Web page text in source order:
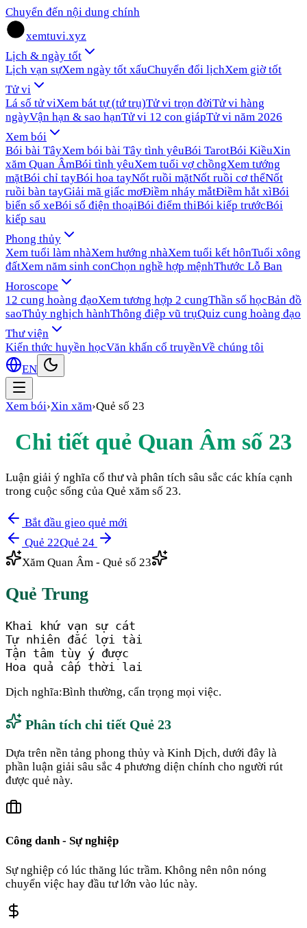
Chuyển đến nội dung chính
xemtuvi.xyz
Lịch & ngày tốt
Lịch vạn sựXem ngày tốt xấuChuyển đổi lịchXem giờ tốt
Tử vi
Lá số tử viXem bát tự (tứ trụ)Tử vi trọn đờiTử vi hàng
ngàyVận hạn & sao hạnTử vi 12 con giápTử vi năm 2026
Xem bói
Bói bài TâyXem bói bài Tây tình yêuBói TarotBói KiềuXin
xăm Quan ÂmBói tình yêuXem tuổi vợ chồngXem tướng
mặtBói chỉ tayBói hoa tayNốt ruồi mặtNốt ruồi cơ thểNốt
ruồi bàn tayGiải mã giấc mơĐiềm nháy mắtĐiềm hắt xìBói
biển số xeBói số điện thoạiBói điểm thiBói kiếp trướcBói
kiếp sau
Phong thủy
Xem tuổi làm nhàXem hướng nhàXem tuổi kết hônTuổi xông
đấtXem năm sinh conChọn nghề hợp mệnhThước Lỗ Ban
Horoscope
12 cung hoàng đạoXem tương hợp 2 cungThần số họcBản đồ
saoThủy nghịch hànhThông điệp vũ trụQuiz cung hoàng đạo
Thư viện
Kiến thức huyền họcVăn khấn cổ truyềnVề chúng tôi
EN
Xem bói›Xin xăm›Quẻ số 23
Chi tiết quẻ Quan Âm số 23
Luận giải ý nghĩa cổ thư và phân tích sâu sắc các khía cạnh
trong cuộc sống của Quẻ xăm số 23.
Bắt đầu gieo quẻ mới
Quẻ 22Quẻ 24
Xăm Quan Âm - Quẻ số 23
Quẻ Trung
Khai khứ vạn sự cát
Tự nhiên đắc lợi tài
Tận tâm tùy ý được
Hoa quả cấp thời lai
Dịch nghĩa:Bình thường, cẩn trọng mọi việc.
Phân tích chi tiết Quẻ 23
Dựa trên nền tảng phong thủy và Kinh Dịch, dưới đây là
phần luận giải sâu sắc 4 phương diện chính cho người rút
được quẻ này.
Công danh - Sự nghiệp
Sự nghiệp có lúc thăng lúc trầm. Không nên nôn nóng
chuyển việc hay đầu tư lớn vào lúc này.